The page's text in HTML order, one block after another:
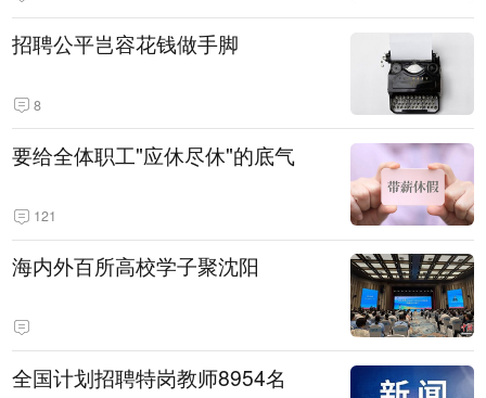
招聘公平岂容花钱做手脚
8
要给全体职工"应休尽休"的底气
121
海内外百所高校学子聚沈阳
全国计划招聘特岗教师8954名